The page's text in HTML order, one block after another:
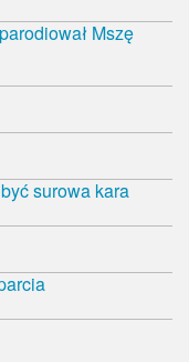
Mszę
surowa kara